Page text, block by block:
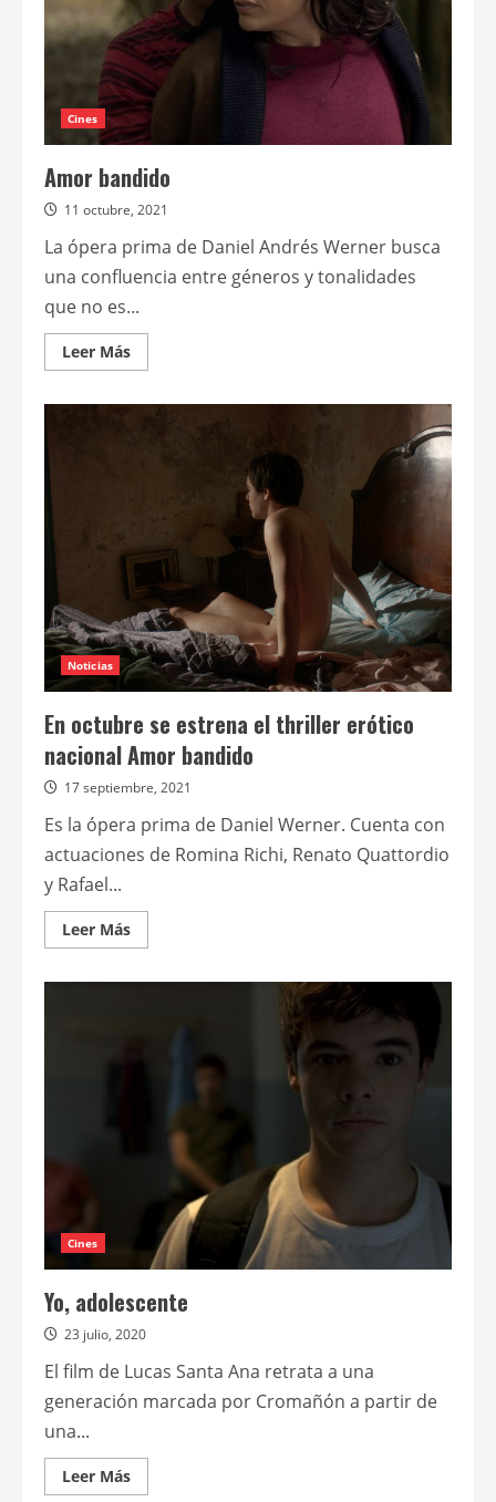
Cines
Amor bandido
11 octubre, 2021
La ópera prima de Daniel Andrés Werner busca
una confluencia entre géneros y tonalidades
que no es...
Leer MásLeer
más
Noticias
En octubre se estrena el thriller erótico
nacional Amor bandido
17 septiembre, 2021
Es la ópera prima de Daniel Werner. Cuenta con
actuaciones de Romina Richi, Renato Quattordio
y Rafael...
Leer MásLeer
más
estrena
Amor
bandido
Cines
Yo, adolescente
23 julio, 2020
El film de Lucas Santa Ana retrata a una
generación marcada por Cromañón a partir de
una...
Leer MásLeer
más